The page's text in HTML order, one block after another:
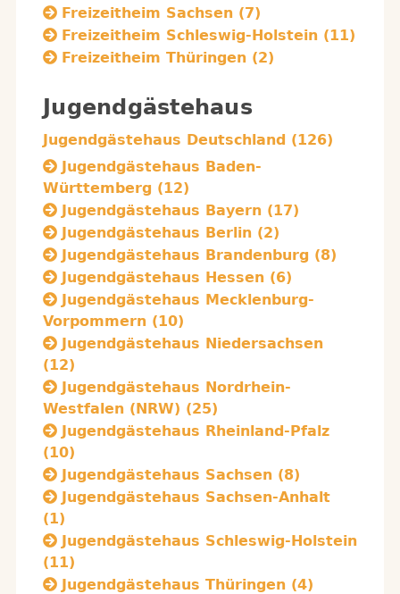
Freizeitheim Sachsen (7)
Freizeitheim Schleswig-Holstein (11)
Freizeitheim Thüringen (2)
Jugendgästehaus
Jugendgästehaus Deutschland (126)
Jugendgästehaus Baden-
Württemberg (12)
Jugendgästehaus Bayern (17)
Jugendgästehaus Berlin (2)
Jugendgästehaus Brandenburg (8)
Jugendgästehaus Hessen (6)
Jugendgästehaus Mecklenburg-
Vorpommern (10)
Jugendgästehaus Niedersachsen
(12)
Jugendgästehaus Nordrhein-
Westfalen (NRW) (25)
Jugendgästehaus Rheinland-Pfalz
(10)
Jugendgästehaus Sachsen (8)
Jugendgästehaus Sachsen-Anhalt
(1)
Jugendgästehaus Schleswig-Holstein
(11)
Jugendgästehaus Thüringen (4)